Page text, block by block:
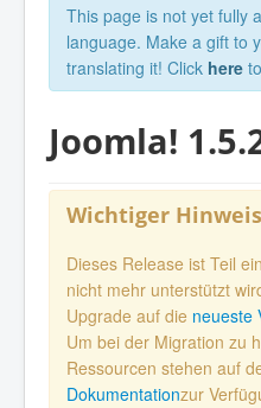
This page is not yet fully
language. Make a gift to
translating it! Click here
Joomla!
Wichtiger
Dieses Release ist Teil
nicht mehr unterstützt
Upgrade auf die neueste
Um bei der Migration zu
Ressourcen stehen auf
Dokumentationzur